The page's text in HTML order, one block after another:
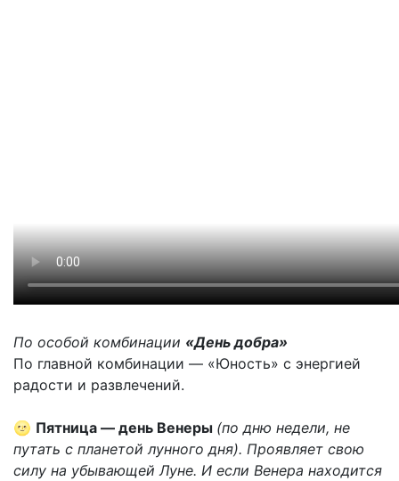
По особой комбинации «День добра»
По главной комбинации — «Юность» с энергией
радости и развлечений.
🌝 Пятница — день Венеры (по дню недели, не
путать с планетой лунного дня). Проявляет свою
силу на убывающей Луне. И если Венера находится